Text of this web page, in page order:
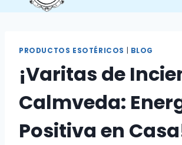
PRODUCTOS ESOTÉRICOS BLOG
¡Varitas de
Calmveda:
Positiva en